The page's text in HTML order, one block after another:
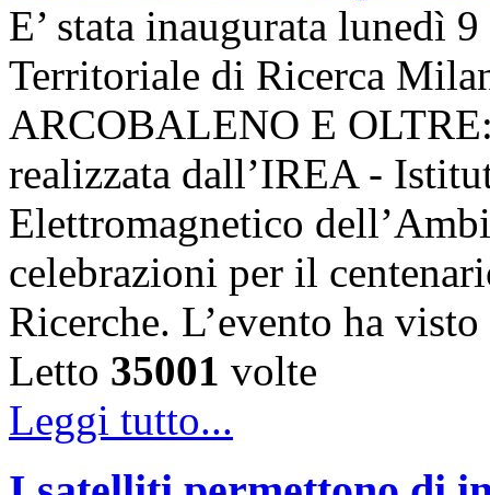
E’ stata inaugurata lunedì
Territoriale di Ricerca
ARCOBALENO E
realizzata dall’IREA -
Elettromagnetico
celebrazioni per il
Ricerche. L’evento ha
Letto 35001 volte
Leggi tutto...